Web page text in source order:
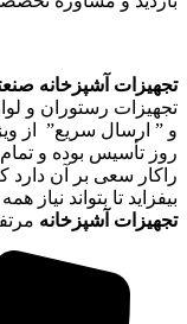
تجهیزات آشپزخانه
تجهیزات رستوران و
و ” ارسال سریع” از
روز تأسیس بوده و تمام
راکار سعی بر آن دارد
بیفزاید تا بتواند نیاز
تجهیزات آشپزخانه